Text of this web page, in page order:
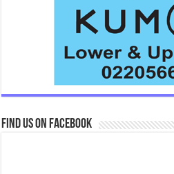
Find us on Facebook